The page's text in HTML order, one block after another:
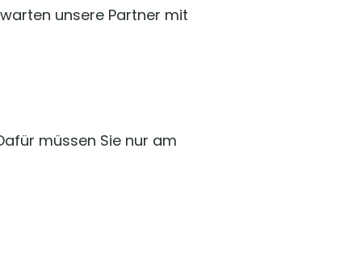
unsere Partner mit
müssen Sie nur am